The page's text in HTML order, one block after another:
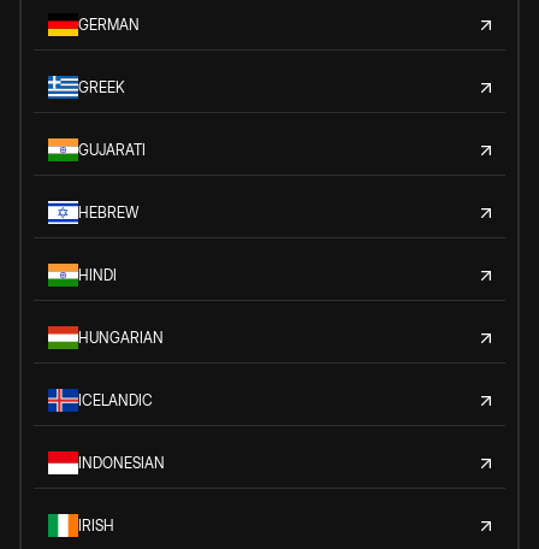
GERMAN
GREEK
GUJARATI
HEBREW
HINDI
HUNGARIAN
ICELANDIC
INDONESIAN
IRISH